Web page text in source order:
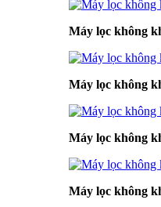
Máy lọc không
Máy lọc không
Máy lọc không
Máy lọc không